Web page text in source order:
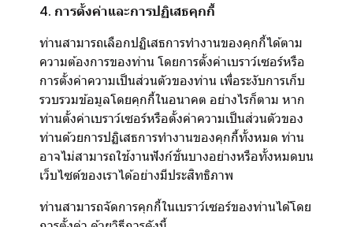
4. การตั้งค่าและการปฏิเสธคุกกี้
ท่านสามารถเลือกปฏิเสธการทำงานของคุกกี้ได้ตาม
ความต้องการของท่าน โดยการตั้งค่าเบราว์เซอร์หรือ
การตั้งค่าความเป็นส่วนตัวของท่าน เพื่อระงับการเก็บ
รวบรวมข้อมูลโดยคุกกี้ในอนาคต อย่างไรก็ตาม หาก
ท่านตั้งค่าเบราว์เซอร์หรือตั้งค่าความเป็นส่วนตัวของ
ท่านด้วยการปฏิเสธการทำงานของคุกกี้ทั้งหมด ท่าน
อาจไม่สามารถใช้งานฟังก์ชั่นบางอย่างหรือทั้งหมดบน
เว็บไซต์ของเราได้อย่างมีประสิทธิภาพ
ท่านสามารถจัดการคุกกี้ในเบราว์เซอร์ของท่านได้โดย